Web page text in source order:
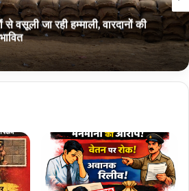
में साध्वियों की मौत से शोकाकुल